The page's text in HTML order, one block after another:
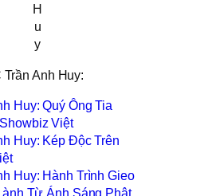
H
u
y
Anh Huy:
Huy: Quý Ông Tia
Việt
Huy: Kép Độc Trên
Huy: Hành Trình Gieo
Từ Ánh Sáng Phật